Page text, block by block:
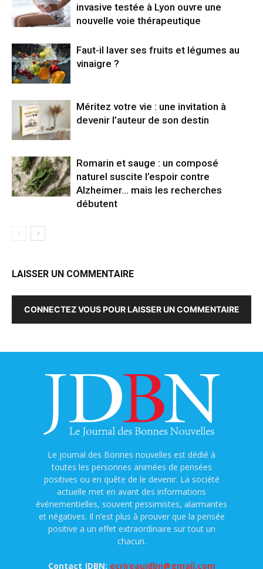
invasive testée à Lyon ouvre une
nouvelle voie thérapeutique
Faut-il laver ses fruits et légumes au
vinaigre ?
Méritez votre vie : une invitation à
devenir l’auteur de son destin
Romarin et sauge : un composé
naturel suscite l’espoir contre
Alzheimer… mais les recherches
débutent
LAISSER UN COMMENTAIRE
CONNECTEZ VOUS POUR LAISSER UN COMMENTAIRE
Le journal des Bonnes nouvelles est dédié à
toutes les personnes animées de pensées
positives ou en quête de le devenir. La société
actuelle met en avant des informations
événementielles, souvent pessimistes, alarmantes
et négatives. Il n’est plus à prouver que la pensée
positive a un effet extraordinaire sur tout un
chacun.
Contact JDBN: ecrireaujdbn@gmail.com